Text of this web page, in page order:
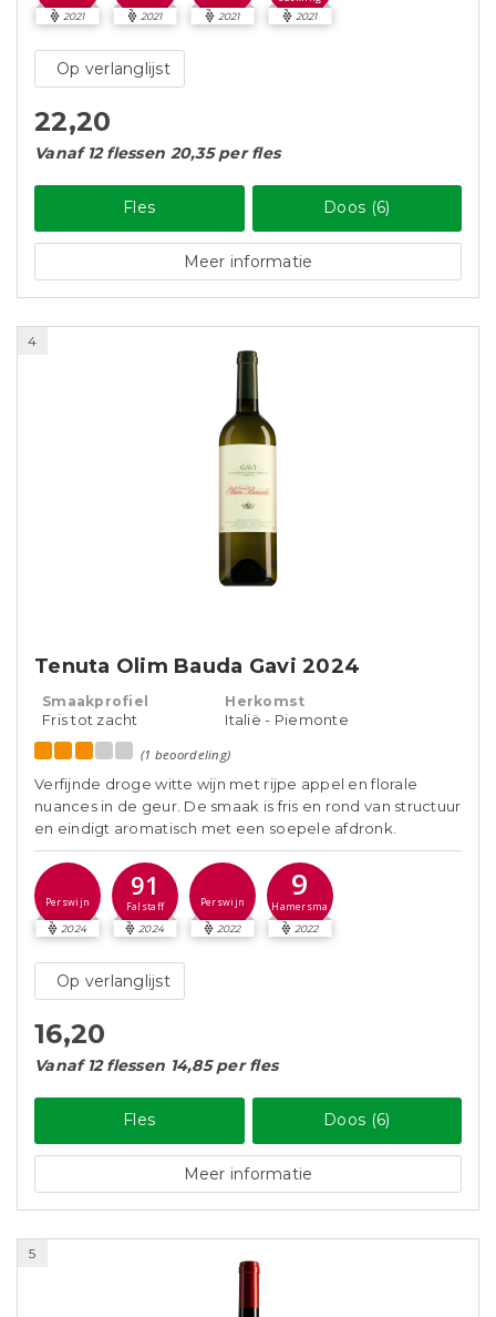
2021 2021 2021 2021
Op verlanglijst
22,20
Vanaf 12 flessen 20,35 per fles
Fles Doos (6)
Meer informatie
4
Tenuta Olim Bauda Gavi 2024
Smaakprofiel
Fris tot zacht
Herkomst
Italië - Piemonte
(1 beoordeling)
Verfijnde droge witte wijn met rijpe appel en florale
nuances in de geur. De smaak is fris en rond van structuur
en eindigt aromatisch met een soepele afdronk.
Perswijn
2024
91
Falstaff
2024
Perswijn
2022
9
Hamersma
2022
Op verlanglijst
16,20
Vanaf 12 flessen 14,85 per fles
Fles Doos (6)
Meer informatie
5